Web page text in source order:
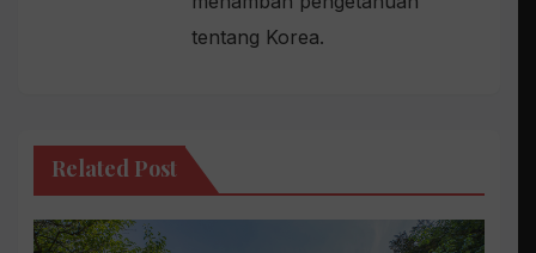
tentang Korea.
Related Post